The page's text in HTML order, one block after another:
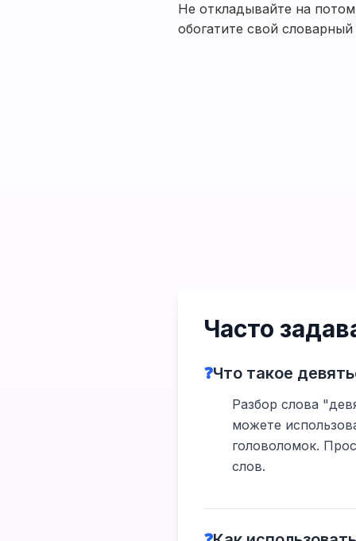
Не откладывайте на
обогатите свой словарный
Часто
❓Что такое
Разбор слова
можете
головоломок.
слов.